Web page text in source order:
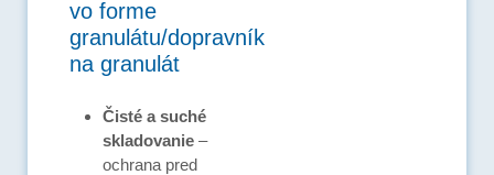
vo forme
granulátu/dopravník
na granulát
Čisté a suché
skladovanie –
ochrana pred